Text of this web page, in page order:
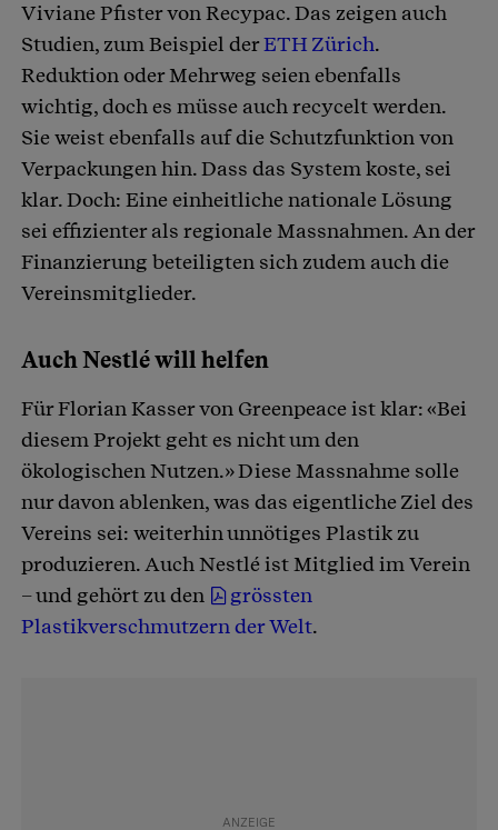
Viviane Pfister von Recypac. Das zeigen auch
Studien, zum Beispiel derETH Zürich.
Reduktion oder Mehrweg seien ebenfalls
wichtig, doch es müsse auch recycelt werden.
Sie weist ebenfalls auf die Schutzfunktion von
Verpackungen hin. Dass das System koste, sei
klar. Doch: Eine einheitliche nationale Lösung
sei effizienter als regionale Massnahmen. An der
Finanzierung beteiligten sich zudem auch die
Vereinsmitglieder.
Auch Nestlé will helfen
Für Florian Kasser von Greenpeace ist klar: «Bei
diesem Projekt geht es nicht um den
ökologischen Nutzen.» Diese Massnahme solle
nur davon ablenken, was das eigentliche Ziel des
Vereins sei: weiterhin unnötiges Plastik zu
produzieren. Auch Nestlé ist Mitglied im Verein
– und gehört zu den
grössten
Plastikverschmutzern der Welt.